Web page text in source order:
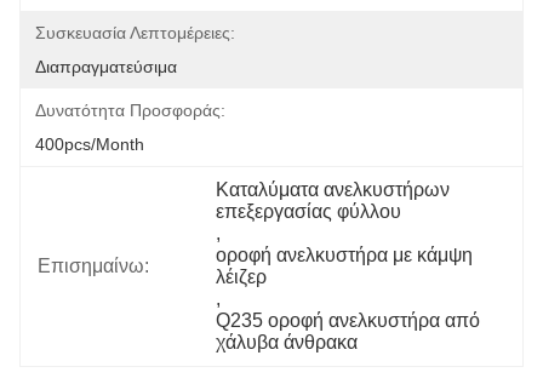
Συσκευασία Λεπτομέρειες:
Διαπραγματεύσιμα
Δυνατότητα Προσφοράς:
400pcs/month
Επισημαίνω:
Καταλύματα ανελκυστήρων
επεξεργασίας φύλλου
,
οροφή ανελκυστήρα με κάμψη
λέιζερ
,
Q235 οροφή ανελκυστήρα από
χάλυβα άνθρακα